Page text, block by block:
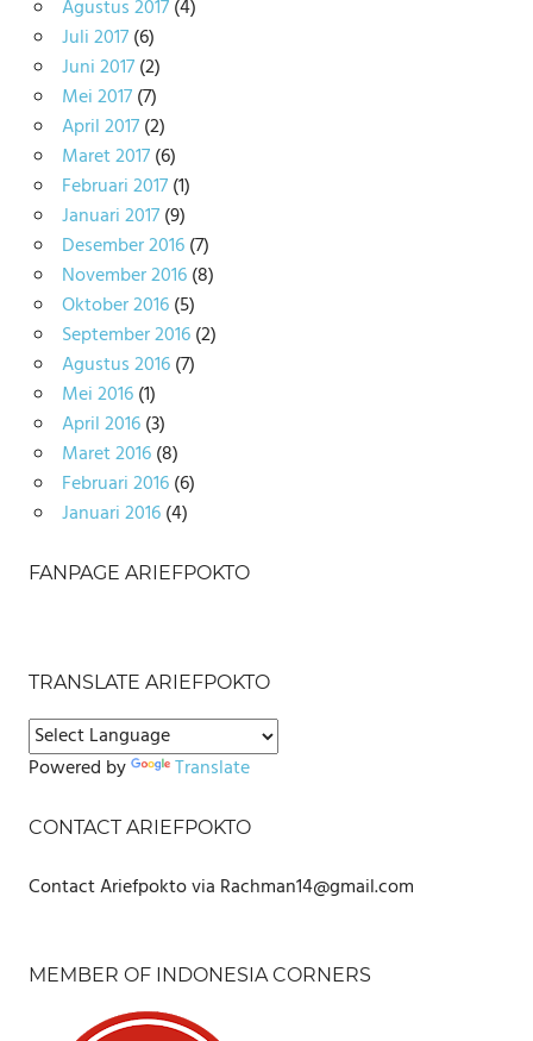
Agustus 2017(4)
Juli 2017(6)
Juni 2017(2)
Mei 2017(7)
April 2017(2)
Maret 2017(6)
Februari 2017(1)
Januari 2017(9)
Desember 2016(7)
November 2016(8)
Oktober 2016(5)
September 2016(2)
Agustus 2016(7)
Mei 2016(1)
April 2016(3)
Maret 2016(8)
Februari 2016(6)
Januari 2016(4)
FANPAGE ARIEFPOKTO
TRANSLATE ARIEFPOKTO
Powered by Translate
CONTACT ARIEFPOKTO
Contact Ariefpokto via Rachman14@gmail.com
MEMBER OF INDONESIA CORNERS